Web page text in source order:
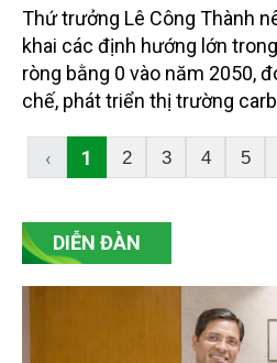
Thứ trưởng Lê Công Thành
khai các định hướng lớn
ròng bằng 0 vào năm 2050,
chế, phát triển thị trường
bền vững, thúc đẩy chuyển
ngành kinh tế, phát huy vai
‹ 1 2 3 4 5
DIỄN ĐÀN